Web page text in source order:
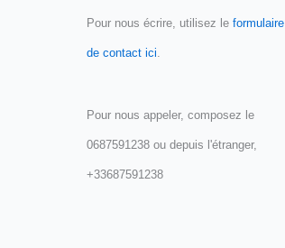
Pour nous écrire, utilisez le formulaire
de contact ici
Pour nous appeler, composez le
0687591238 ou depuis l'étranger,
+33687591238